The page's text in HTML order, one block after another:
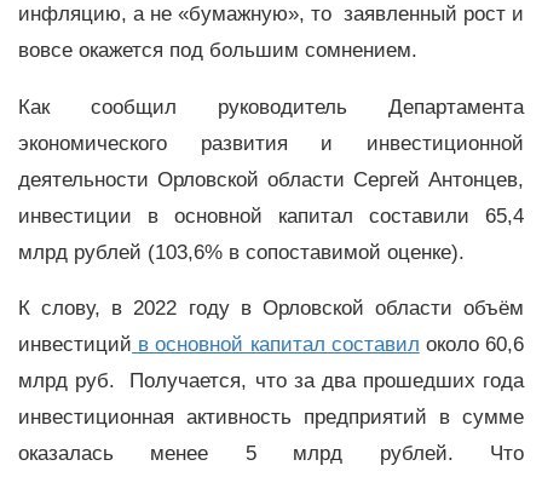
инфляцию, а не «бумажную», то заявленный рост и
вовсе окажется под большим сомнением.
Как сообщил руководитель Департамента
экономического развития и инвестиционной
деятельности Орловской области Сергей Антонцев,
инвестиции в основной капитал составили 65,4
млрд рублей (103,6% в сопоставимой оценке).
К слову, в 2022 году в Орловской области объём
инвестиций в основной капитал составил около 60,6
млрд руб. Получается, что за два прошедших года
инвестиционная активность предприятий в сумме
оказалась менее 5 млрд рублей. Что